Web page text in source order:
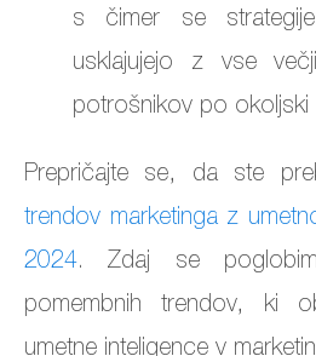
s čimer se
usklajujejo z vse
potrošnikov po
Prepričajte se, da ste
trendov marketinga z
2024. Zdaj se
pomembnih trendov, ki
umetne inteligence v